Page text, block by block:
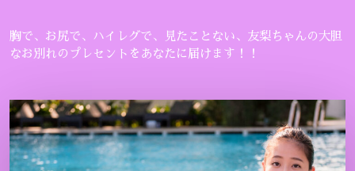
胸で、お尻で、ハイレグで、見たことない、友梨ちゃんの大胆
なお別れのプレセントをあなたに届けます！！